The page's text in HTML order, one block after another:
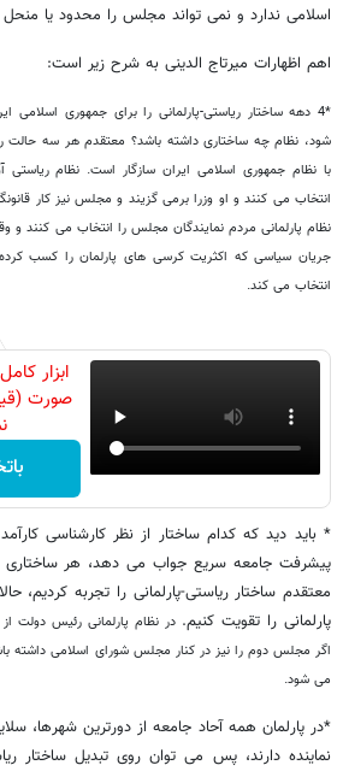
اسلامی ندارد و نمی تواند مجلس را محدود یا منحل
اهم اظهارات میرتاج الدینی به شرح زیر است:
*4 دهه ساختار ریاستی-پارلمانی را برای جمهوری اسلامی
شود، نظام چه ساختاری داشته باشد؟ معتقدم هر سه حالت
با نظام جمهوری اسلامی ایران سازگار است. نظام
انتخاب می کنند و او وزرا برمی گزیند و مجلس نیز کار
نظام پارلمانی مردم نمایندگان مجلس را انتخاب می کنند و
جریان سیاسی که اکثریت کرسی های پارلمان را کسب
انتخاب می کند.
ابزار
صورت
* باید دید که کدام ساختار از نظر کارشناسی
پیشرفت جامعه سریع جواب می دهد، هر ساختاری
معتقدم ساختار ریاستی-پارلمانی را تجربه کردیم،
پارلمانی را تقویت کنیم. در نظام پارلمانی رئیس دولت
اگر مجلس دوم را نیز در کنار مجلس شورای اسلامی داشته
می شود.
*در پارلمان همه آحاد جامعه از دورترین شهرها،
نماینده دارند، پس می توان روی تبدیل ساختار